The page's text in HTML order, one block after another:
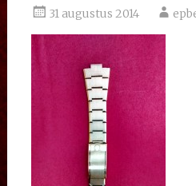
31 augustus 2014